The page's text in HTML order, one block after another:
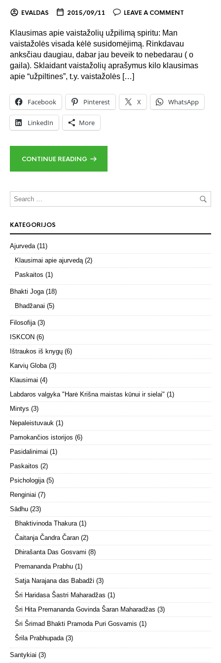
EVALDAS 2015/09/11 LEAVE A COMMENT
Klausimas apie vaistažolių užpilimą spiritu: Man
vaistažolės visada kėlė susidomėjimą. Rinkdavau
anksčiau daugiau, dabar jau beveik to nebedarau ( o
gaila). Sklaidant vaistažolių aprašymus kilo klausimas
apie “užpiltines”, t.y. vaistažolės […]
Facebook Pinterest X WhatsApp
LinkedIn More
CONTINUE READING
KATEGORIJOS
Ajurveda(11)
Klausimai apie ajurvedą(2)
Paskaitos (1)
Bhakti Joga(18)
Bhadžanai (5)
Filosofija(3)
ISKCON (6)
Ištraukos iš knygų (6)
Karvių Globa(3)
Klausimai (4)
Labdaros valgyka "Harė Krišna maistas kūnui ir sielai" (1)
Mintys (3)
Nepaleistuvauk (1)
Pamokančios istorijos (6)
Pasidalinimai (1)
Paskaitos (2)
Psichologija(5)
Renginiai (7)
Sādhu (23)
Bhaktivinoda Thakura(1)
Čaitanja Čandra Čaran (2)
Dhirašanta Das Gosvami (8)
Premananda Prabhu (1)
Satja Narajana das Babadži (3)
Šri Haridasa Šastri Maharadžas (1)
Šri Hita Premananda Govinda Šaran Maharadžas (3)
Šri Šrimad Bhakti Pramoda Puri Gosvamis (1)
Šrila Prabhupada(3)
Santykiai (3)